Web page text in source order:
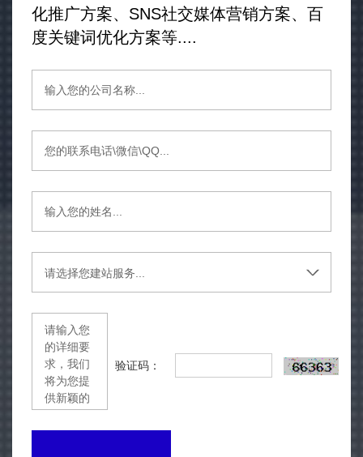
化推广方案、SNS社交媒体营销方案、百
度关键词优化方案等....
验证码：